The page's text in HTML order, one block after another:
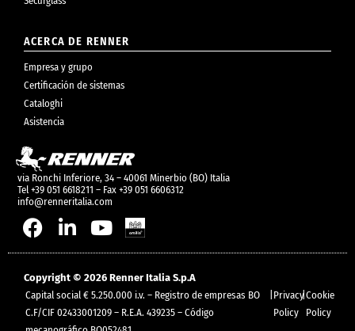
ACERCA DE RENNER
Empresa y grupo
Certificación de sistemas
Cataloghi
Asistencia
via Ronchi Inferiore, 34 – 40061 Minerbio (BO) Italia
Tel +39 051 6618211 – Fax +39 051 6606312
info@renneritalia.com
Copyright © 2026 Renner Italia S.p.A
Capital social € 5.250.000 i.v. – Registro de empresas BO
C.F/CIF 02433001209 – R.E.A. 439235 – Código
|Privacy
Policy
|Cookie
Policy